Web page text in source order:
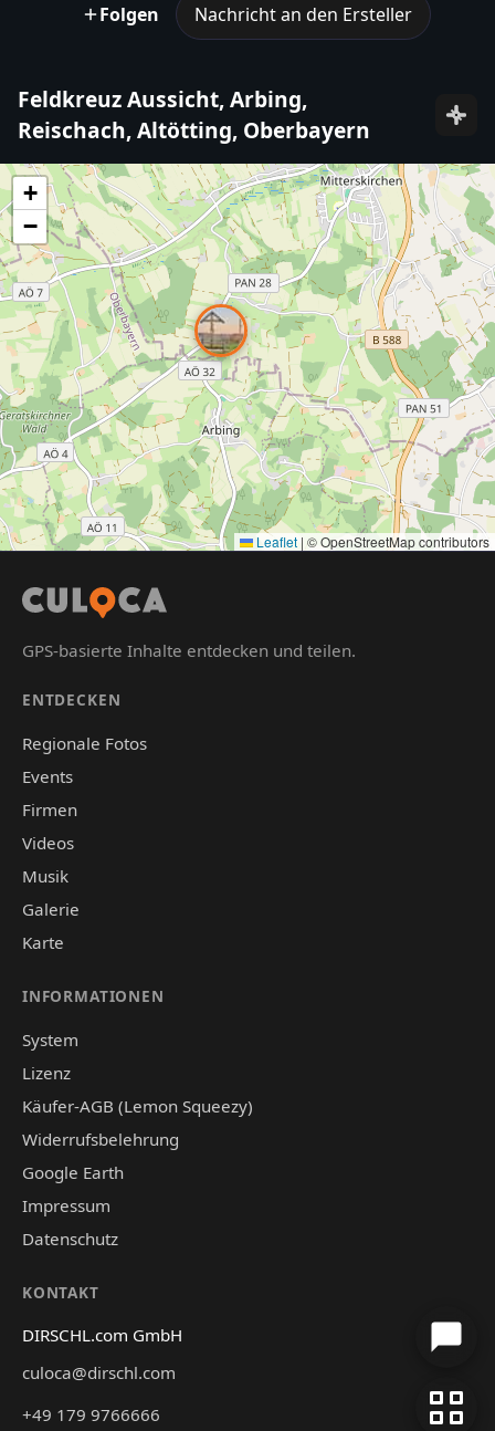
Folgen Nachricht an den Ersteller
Feldkreuz Aussicht, Arbing,
Reischach, Altötting, Oberbayern
+
−
Leaflet | © OpenStreetMap contributors
GPS-basierte Inhalte entdecken und teilen.
ENTDECKEN
Regionale Fotos
Events
Firmen
Videos
Musik
Galerie
Karte
INFORMATIONEN
System
Lizenz
Käufer-AGB (Lemon Squeezy)
Widerrufsbelehrung
Google Earth
Impressum
Datenschutz
KONTAKT
DIRSCHL.com GmbH
culoca@dirschl.com
+49 179 9766666